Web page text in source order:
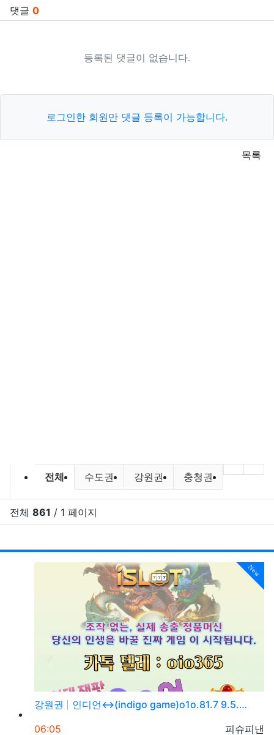
댓글 0
등록된 댓글이 없습니다.
로그인한 회원만 댓글 등록이 가능합니다.
목록
바다낚시,원투낚시,배낚시 포인트
전체 수도권 강원권 충청권 전라권
이전 분
다
전체 861 / 1 페이지
New
강원권
인디언↔(indigo game)o1o.81.7 9.5.…
등록자
피슈피낸
등록일
06:05